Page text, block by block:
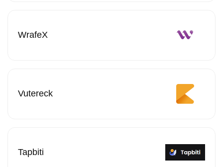
WrafeX
Vutereck
Tapbiti